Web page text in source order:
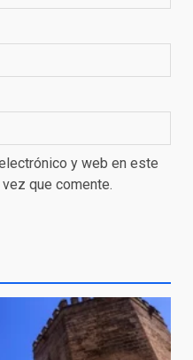
y web en este
que comente.